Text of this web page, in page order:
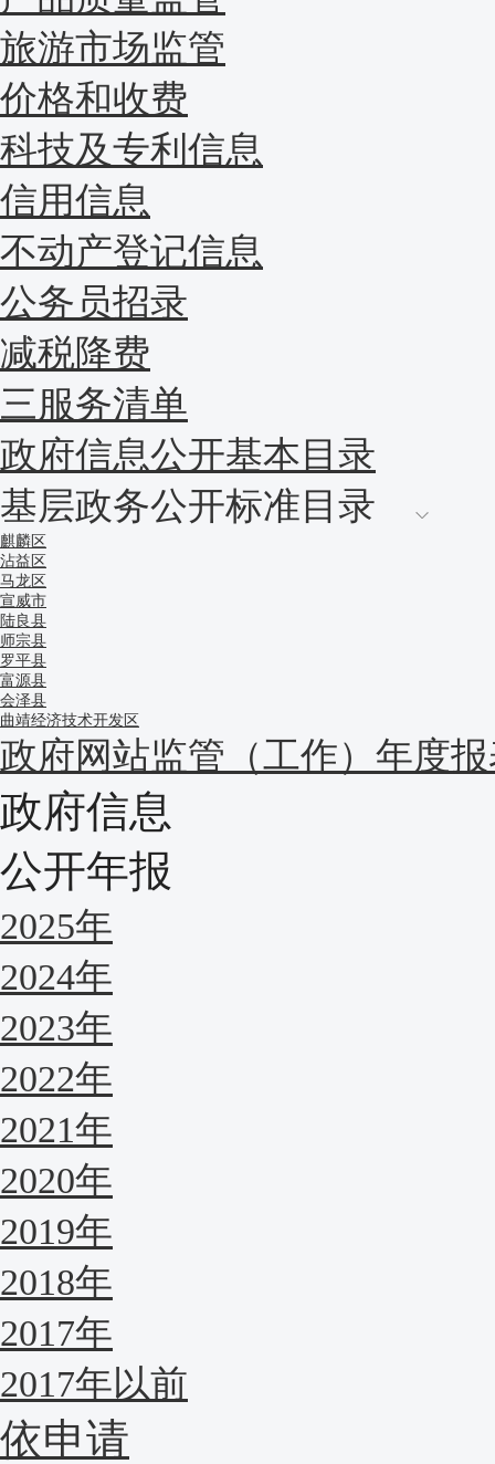
旅游市场监管
价格和收费
科技及专利信息
信用信息
不动产登记信息
公务员招录
减税降费
三服务清单
政府信息公开基本目录
基层政务公开标准目录
麒麟区
沾益区
马龙区
宣威市
陆良县
师宗县
罗平县
富源县
会泽县
曲靖经济技术开发区
政府网站监管（工作）年度
政府信息
公开年报
2025年
2024年
2023年
2022年
2021年
2020年
2019年
2018年
2017年
2017年以前
依申请